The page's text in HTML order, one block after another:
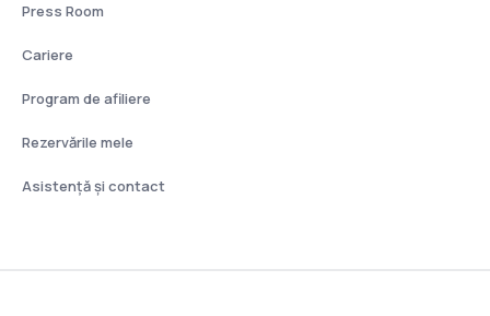
Press Room
Cariere
Program de afiliere
Rezervările mele
Asistenţă şi contact